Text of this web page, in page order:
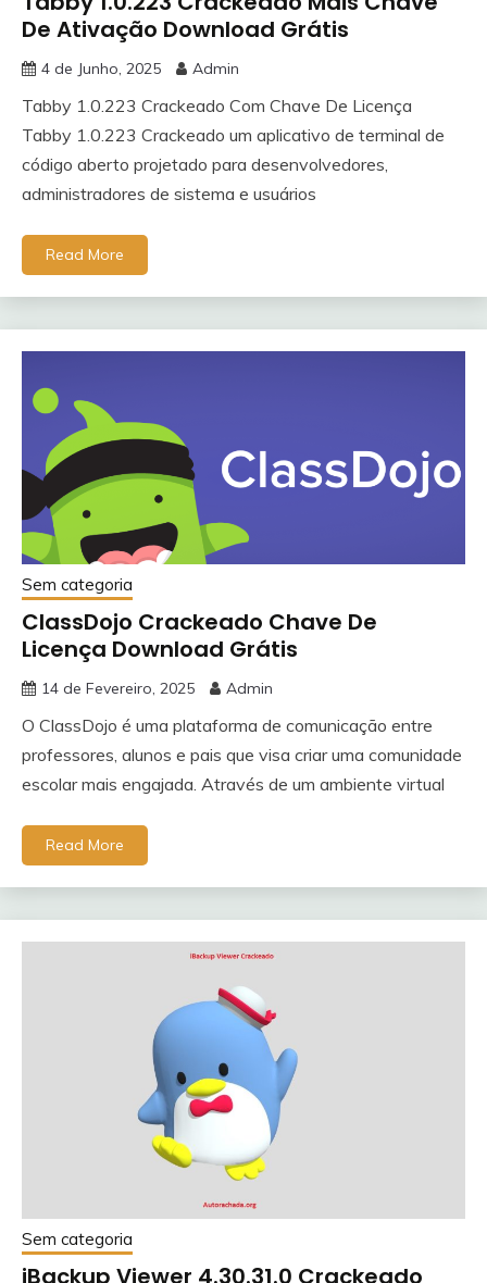
De Ativação Download Grátis
4 de Junho, 2025 Admin
Tabby 1.0.223 Crackeado Com Chave De Licença
Tabby 1.0.223 Crackeado um aplicativo de terminal de
código aberto projetado para desenvolvedores,
administradores de sistema e usuários
Read More
Sem categoria
ClassDojo Crackeado Chave De
Licença Download Grátis
14 de Fevereiro, 2025 Admin
O ClassDojo é uma plataforma de comunicação entre
professores, alunos e pais que visa criar uma comunidade
escolar mais engajada. Através de um ambiente virtual
Read More
Sem categoria